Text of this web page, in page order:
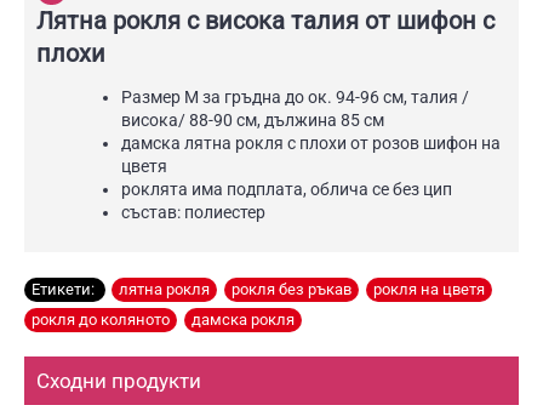
Лятна рокля с висока талия от шифон с
плохи
Размер М за гръдна до ок. 94-96 см, талия /
висока/ 88-90 см, дължина 85 см
дамска лятна рокля с плохи от розов шифон на
цветя
роклята има подплата, облича се без цип
състав: полиестер
Етикети: лятна рокля рокля без ръкав рокля на цветя
рокля до коляното
дамска рокля
Сходни продукти